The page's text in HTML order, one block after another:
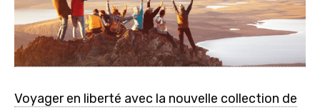
Voyager en liberté avec la nouvelle collection de